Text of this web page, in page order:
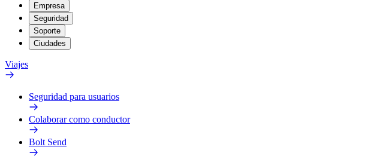
Empresa
Seguridad
Soporte
Ciudades
Viajes
Seguridad para usuarios
Colaborar como conductor
Bolt Send